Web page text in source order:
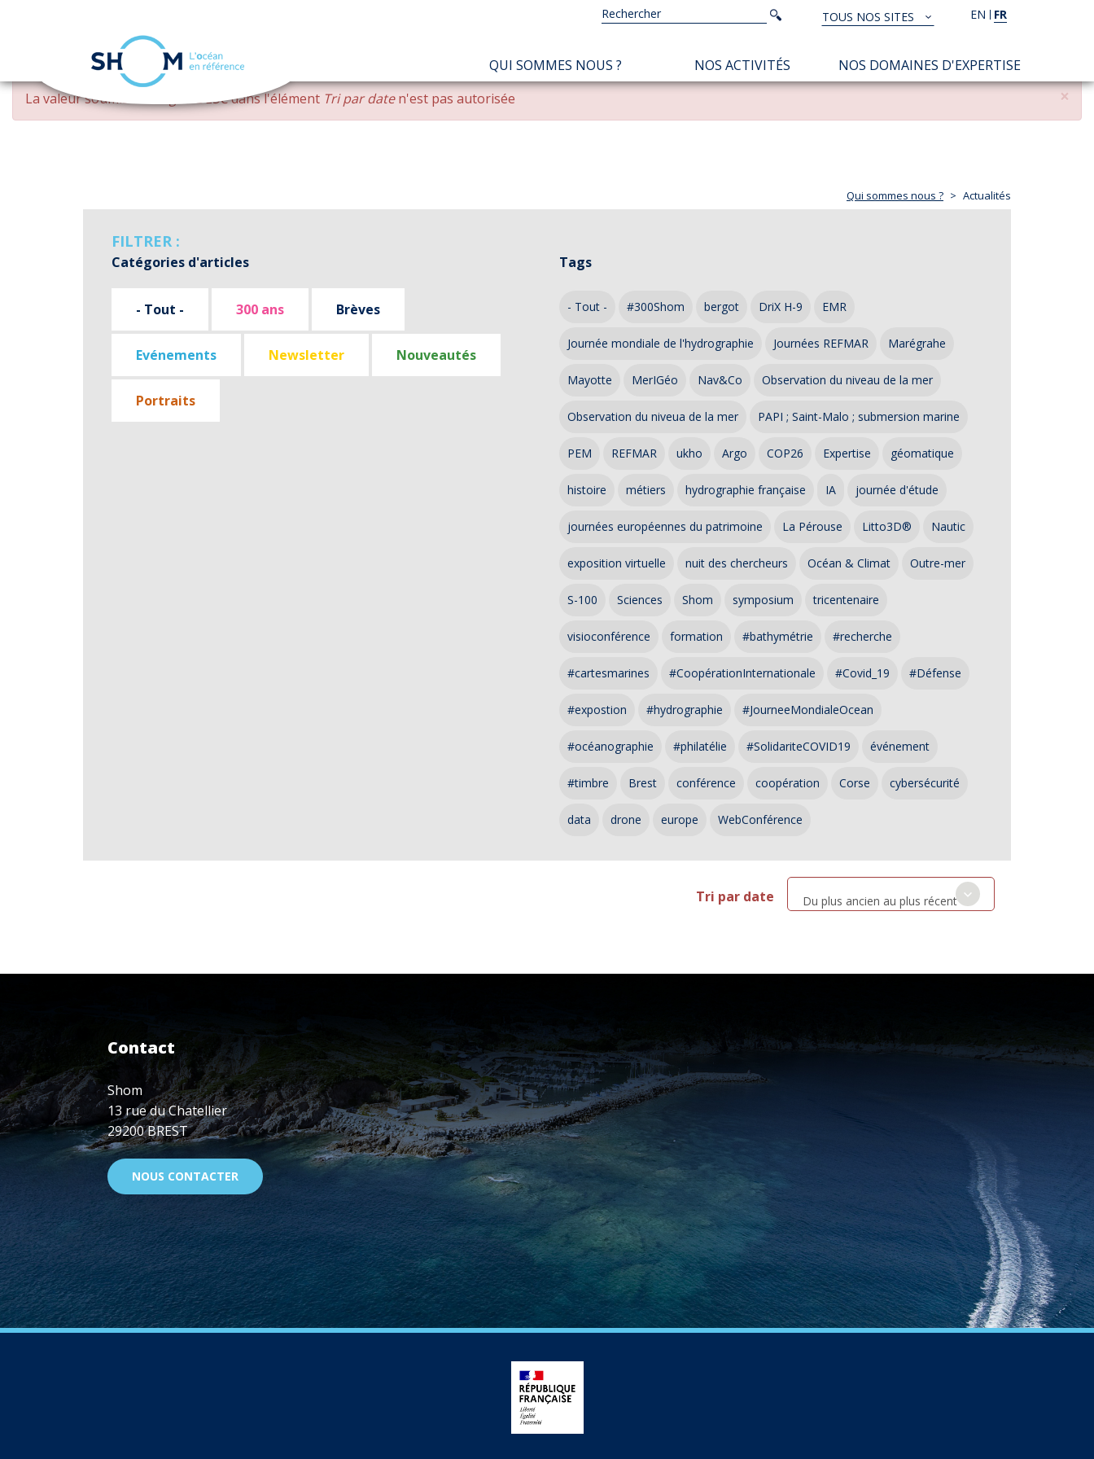
Aller
contenu
EN FR
TOUS
NOS
SITES
TOUS NOS SITES
Rechercher
Rechercher
NAVIGATION
PRINCIPALE
QUI SOMMES NOUS ? NOS ACTIVITÉS NOS DOMAINES D'EXPERTISE
×
MESSAGE
D'ERREUR
La valeur soumise changed DESCdans l'élément Tri par daten'est pas autorisée
Qui sommes nous ? Actualités
FILTRER :
Catégories d'articles
- Tout - 300 ans Brèves
Evénements Newsletter Nouveautés
Portraits
Tags
- Tout - #300Shom bergot DriX H-9 EMR
Journée mondiale de l'hydrographie Journées REFMAR Marégrahe
Mayotte MerIGéo Nav&Co Observation du niveau de la mer
Observation du niveua de la mer PAPI ; Saint-Malo ; submersion marine
PEM REFMAR ukho Argo COP26 Expertise géomatique
histoire métiers hydrographie française IA journée d'étude
journées européennes du patrimoine La Pérouse Litto3D® Nautic
exposition virtuelle nuit des chercheurs Océan & Climat Outre-mer
S-100 Sciences Shom symposium tricentenaire
visioconférence formation #bathymétrie #recherche
#cartesmarines #CoopérationInternationale #Covid_19 #Défense
#expostion #hydrographie #JourneeMondialeOcean
#océanographie #philatélie #SolidariteCOVID19 événement
#timbre Brest conférence coopération Corse cybersécurité
data drone europe WebConférence
Tri par date Du plus ancien au plus récent
Contact
Shom
13 rue du Chatellier
29200 BREST
NOUS CONTACTER